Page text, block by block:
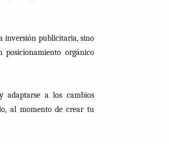
inversión publicitaria, sino
orgánico
adaptarse a los cambios
al momento de crear tu